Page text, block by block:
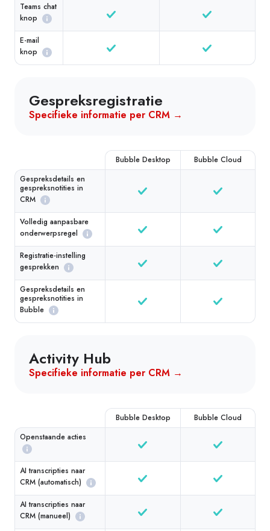
Teams chat
knop
E-mail
knop
Gespreksregistratie
Specifieke informatie per CRM →
Bubble Desktop
Bubble Cloud
Gespreksdetails en
gespreksnotities in
CRM
Volledig aanpasbare
onderwerpsregel
Registratie-instelling
gesprekken
Gespreksdetails en
gespreksnotities in
Bubble
Activity Hub
Specifieke informatie per CRM →
Bubble Desktop
Bubble Cloud
Openstaande acties
AI transcripties naar
CRM (automatisch)
AI transcripties naar
CRM (manueel)